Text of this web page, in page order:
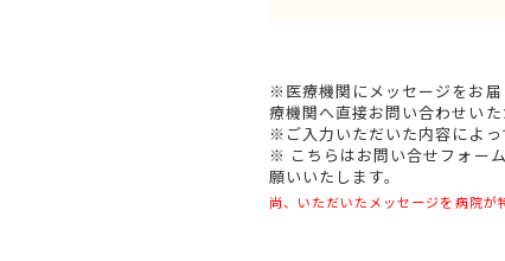
※医療機関にメッセージをお
療機関へ直接お問い合わせい
※ご入力いただいた内容によっ
※ こちらはお問い合せフォー
願いいたします。
尚、いただいたメッセージを病院が